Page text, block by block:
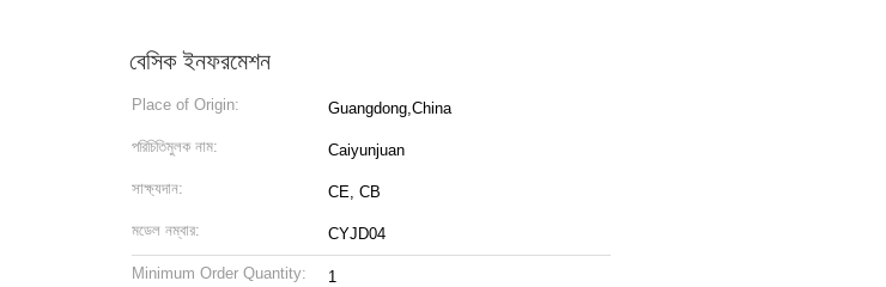
বেসিক ইনফরমেশন
Place of Origin: Guangdong,China
পরিচিতিমুলক নাম: Caiyunjuan
সাক্ষ্যদান: CE, CB
মডেল নম্বার: CYJD04
Minimum Order Quantity: 1